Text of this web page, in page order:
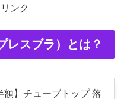
ンク
レスブラ）とは？
額】チューブトップ 落